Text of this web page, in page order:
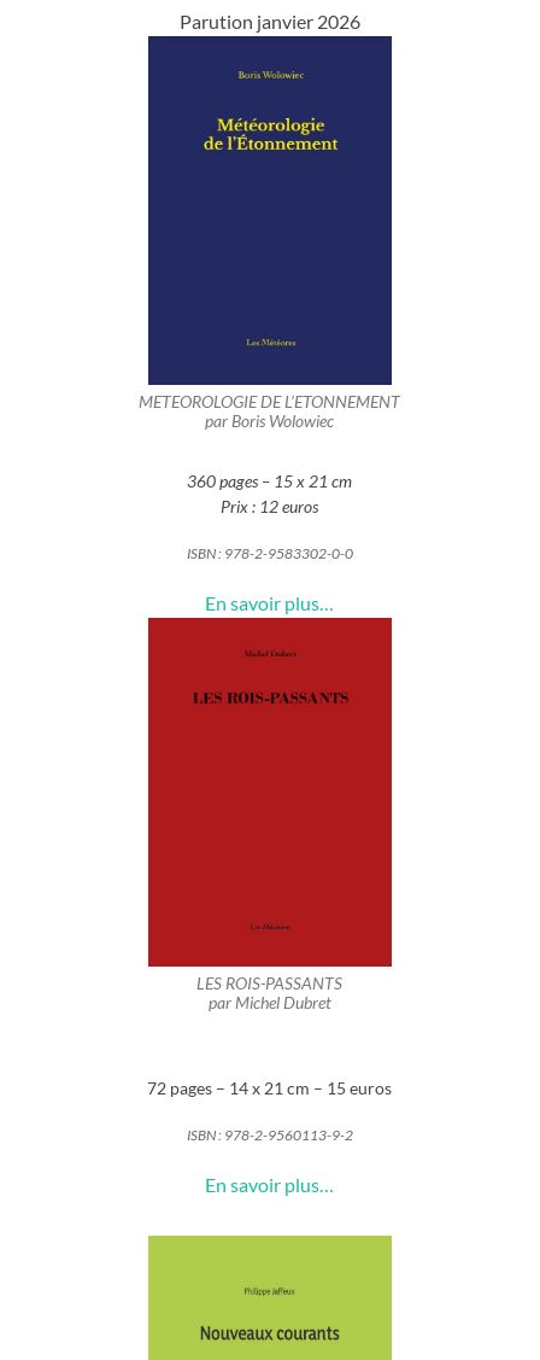
Parution janvier 2026
METEOROLOGIE DE L’ETONNEMENT
par Boris Wolowiec
360 pages – 15 x 21 cm
Prix : 12 euros
ISBN : 978-2-9583302-0-0
En savoir plus…
LES ROIS-PASSANTS
par Michel Dubret
72 pages – 14 x 21 cm – 15 euros
ISBN : 978-2-9560113-9-2
En savoir plus…